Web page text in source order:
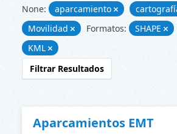
None: aparcamiento
Movilidad
Formatos: SHAPE
KML
Filtrar Resultados
Aparcamientos EMT